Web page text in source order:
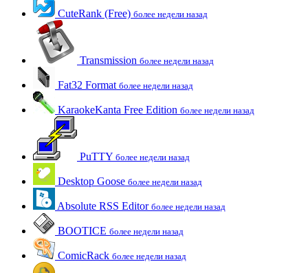
CuteRank (Free) более недели назад
Transmission более недели назад
Fat32 Format более недели назад
KaraokeKanta Free Edition более недели назад
PuTTY более недели назад
Desktop Goose более недели назад
Absolute RSS Editor более недели назад
BOOTICE более недели назад
ComicRack более недели назад